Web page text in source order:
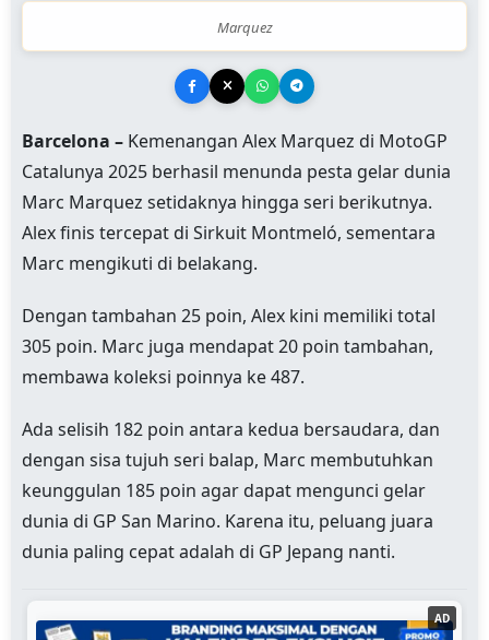
Marquez
Barcelona – Kemenangan Alex Marquez di MotoGP
Catalunya 2025 berhasil menunda pesta gelar dunia
Marc Marquez setidaknya hingga seri berikutnya.
Alex finis tercepat di Sirkuit Montmeló, sementara
Marc mengikuti di belakang.
Dengan tambahan 25 poin, Alex kini memiliki total
305 poin. Marc juga mendapat 20 poin tambahan,
membawa koleksi poinnya ke 487.
Ada selisih 182 poin antara kedua bersaudara, dan
dengan sisa tujuh seri balap, Marc membutuhkan
keunggulan 185 poin agar dapat mengunci gelar
dunia di GP San Marino. Karena itu, peluang juara
dunia paling cepat adalah di GP Jepang nanti.
AD